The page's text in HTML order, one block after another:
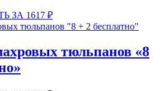
ЗА 1617 ₽
тюльпанов «8